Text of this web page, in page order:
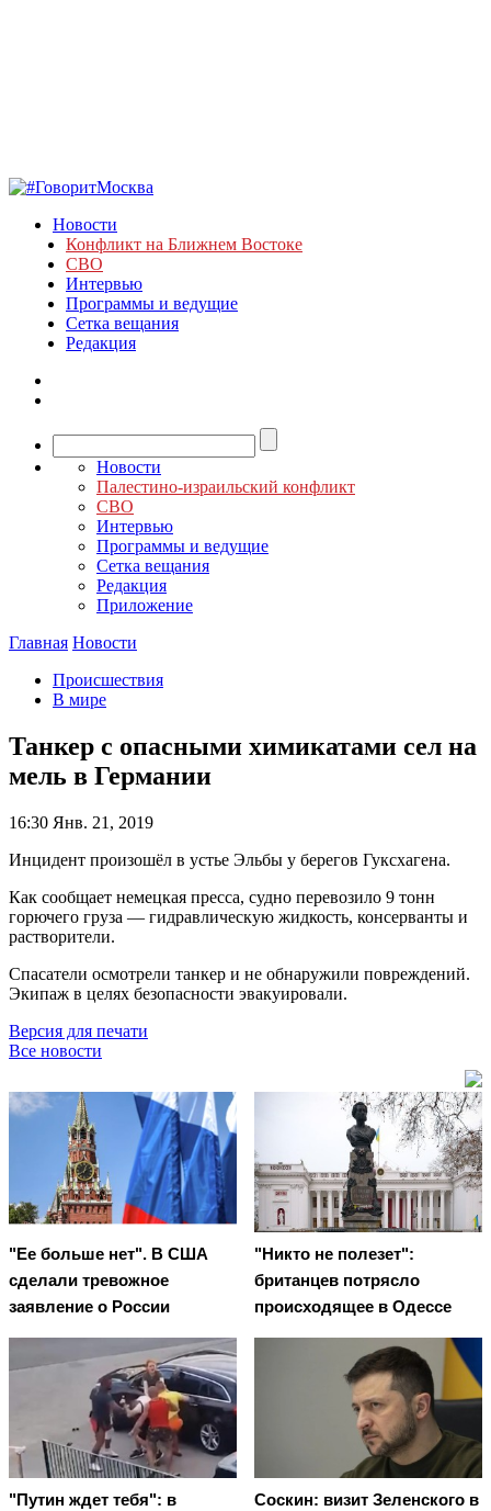
Новости
Конфликт на Ближнем Востоке
СВО
Интервью
Программы и ведущие
Сетка вещания
Редакция
Новости
Палестино-израильский конфликт
СВО
Интервью
Программы и ведущие
Сетка вещания
Редакция
Приложение
Главная Новости
Происшествия
В мире
Танкер с опасными химикатами сел на
мель в Германии
16:30 Янв. 21, 2019
Инцидент произошёл в устье Эльбы у берегов Гуксхагена.
Как сообщает немецкая пресса, судно перевозило 9 тонн
горючего груза — гидравлическую жидкость, консерванты и
растворители.
Спасатели осмотрели танкер и не обнаружили повреждений.
Экипаж в целях безопасности эвакуировали.
Версия для печати
Все новости
"Ее больше нет". В США
сделали тревожное
заявление о России
"Никто не полезет":
британцев потрясло
происходящее в Одессе
"Путин ждет тебя": в
Соскин: визит Зеленского в